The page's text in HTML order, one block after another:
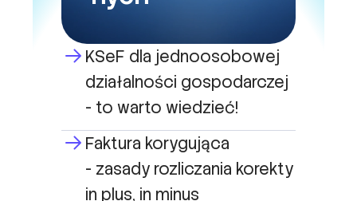
KSeF dla jednoosobowej
działalności gospodarczej
- to warto wiedzieć!
Faktura korygująca
- zasady rozliczania korekty
in plus, in minus
Jakie dowody księgowe